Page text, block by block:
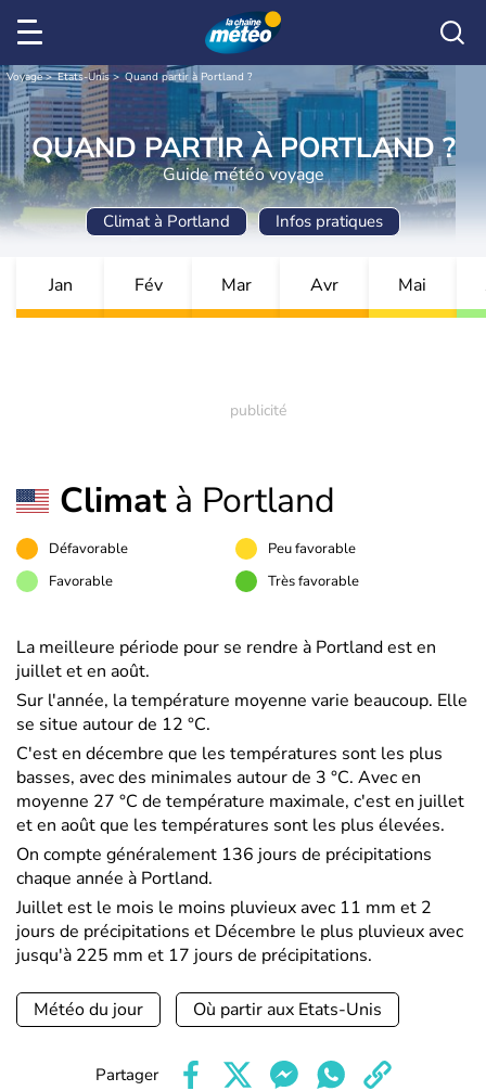
Voyage Etats-Unis Quand partir à Portland ?
QUAND PARTIR À PORTLAND ?
Guide météo voyage
Climat à Portland Infos pratiques
Jan Fév Mar Avr Mai
Climatà Portland
Défavorable
Peu favorable
Favorable
Très favorable
La meilleure période pour se rendre à Portland est en
juillet et en août.
Sur l'année, la température moyenne varie beaucoup. Elle
se situe autour de 12 °C.
C'est en décembre que les températures sont les plus
basses, avec des minimales autour de 3 °C. Avec en
moyenne 27 °C de température maximale, c'est en juillet
et en août que les températures sont les plus élevées.
On compte généralement 136 jours de précipitations
chaque année à Portland.
Juillet est le mois le moins pluvieux avec 11 mm et 2
jours de précipitations et Décembre le plus pluvieux avec
jusqu'à 225 mm et 17 jours de précipitations.
Météo du jour Où partir aux Etats-Unis
Partager